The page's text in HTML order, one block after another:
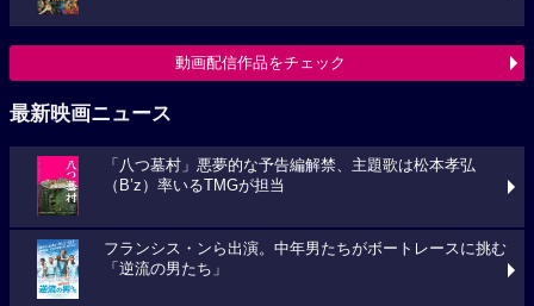
動画配信作品をチェック
最新映画ニュース
「八つ墓村」悪夢的な予告編解禁、主題歌は松本孝弘
（B’z）率いるTMGが担当
フランシス・ンら出演。中年男たちがボートレースに挑む
「逆流の男たち」